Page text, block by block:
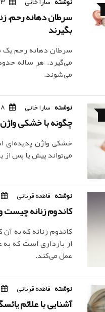
سرطان دهانه رحم،
بگیرند
سرطان دهانه رحم یک
می‌شوند.
نوشته سارا خانی
چگونه با خشکی
خشکی واژن پدیده‌ای
می‌تواند پیش یا پس از
نوشته فاطمه قربانی
کاندوم زنانه چیست
کاندوم زنانه که به
از بارداری است که
عمل می‌کند.
نوشته فاطمه قربانی
آشنایی با علائم